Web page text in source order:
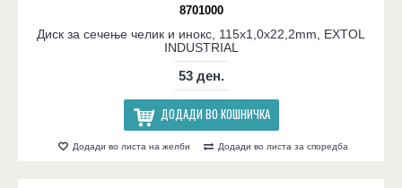
8701000
Диск за сечење челик и инокс, 115x1,0x22,2mm, EXTOL
INDUSTRIAL
53 ден.
ДОДАДИ ВО КОШНИЧКА
Додади во листа на желби Додади во листа за споредба